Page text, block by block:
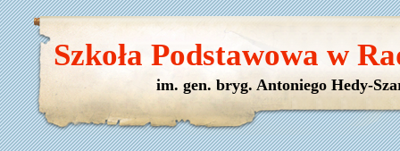
Szkoła Podstawowa w
im. gen. bryg. Antoniego Hedy-